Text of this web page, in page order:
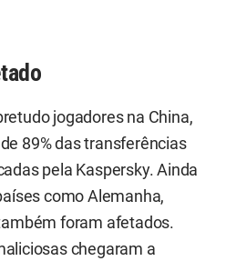
jogadores na China,
89% das transferências
pela Kaspersky. Ainda
como Alemanha,
foram afetados.
chegaram a